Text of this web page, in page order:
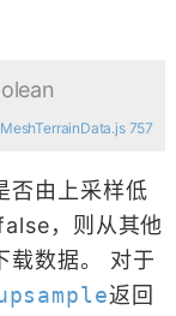
757
否由上采样低
，则从其他
载数据。 对于
返回